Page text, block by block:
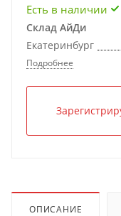
Есть в наличии
Склад АйДи
Екатеринбург
Подробнее
ОПИСАНИЕ